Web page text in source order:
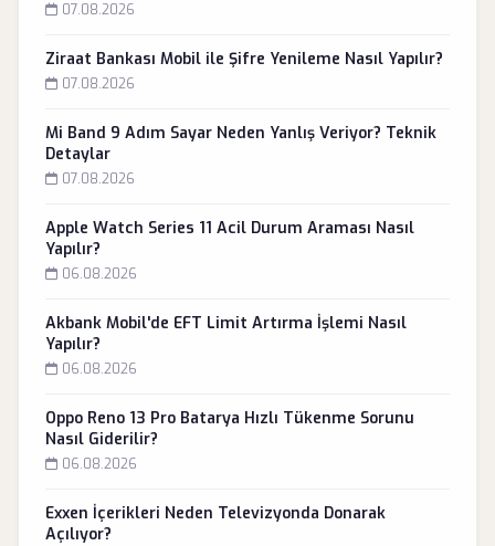
07.08.2026
Ziraat Bankası Mobil ile Şifre Yenileme Nasıl Yapılır?
07.08.2026
Mi Band 9 Adım Sayar Neden Yanlış Veriyor? Teknik
Detaylar
07.08.2026
Apple Watch Series 11 Acil Durum Araması Nasıl
Yapılır?
06.08.2026
Akbank Mobil'de EFT Limit Artırma İşlemi Nasıl
Yapılır?
06.08.2026
Oppo Reno 13 Pro Batarya Hızlı Tükenme Sorunu
Nasıl Giderilir?
06.08.2026
Exxen İçerikleri Neden Televizyonda Donarak
Açılıyor?